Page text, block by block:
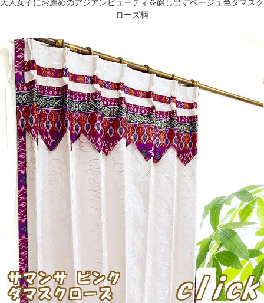
大人女子にお薦めのアジアンビューティを醸し出すベージュ色ダマスク
ローズ柄